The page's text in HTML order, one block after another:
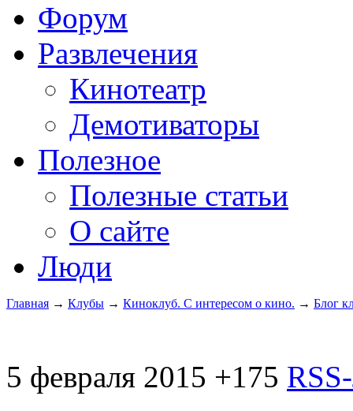
Форум
Развлечения
Кинотеатр
Демотиваторы
Полезное
Полезные статьи
О сайте
Люди
Главная → Клубы → Киноклуб. С интересом о кино. → Блог
5 февраля 2015 +175